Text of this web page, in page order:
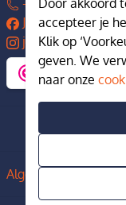
+31 73 644 7405
JustAnotherStore
Algemene
Door akkoord
accepteer je
Klik op
geven. We
naar onze